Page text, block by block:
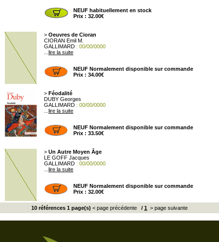
NEUF habituellement en stock
Prix : 32.00€
> Oeuvres de Cioran
CIORAN Emil M.
GALLIMARD : 00/00/0000
lire la suite
NEUF Normalement disponible sur commande
Prix : 34.00€
> Féodalité
DUBY Georges
GALLIMARD : 00/00/0000
lire la suite
NEUF Normalement disponible sur commande
Prix : 33.50€
> Un Autre Moyen Âge
LE GOFF Jacques
GALLIMARD : 00/00/0000
lire la suite
NEUF Normalement disponible sur commande
Prix : 32.00€
10 références 1 page(s) < page précédente / 1 > page suivante